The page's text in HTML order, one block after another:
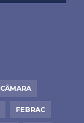
CÂMARA
FEBRAC